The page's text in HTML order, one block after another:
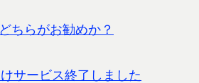
ちらがお勧めか？
サービス終了しました